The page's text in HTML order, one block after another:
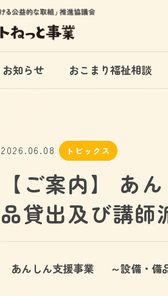
お知らせ おこまり福祉相談
2026.06.08 トピックス
【ご案内】
品貸出及び講師
あんしん支援事業 ～設備・備